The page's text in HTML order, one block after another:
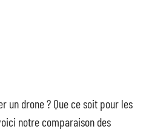
un drone ? Que ce soit pour les
notre comparaison des